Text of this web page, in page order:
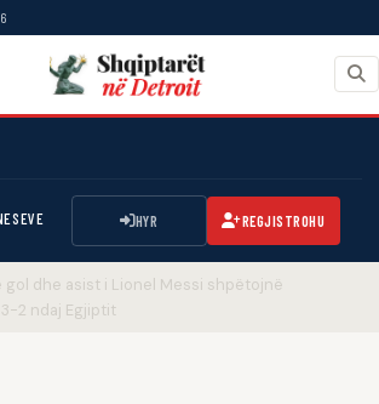
HYR REGJISTROHU
gol dhe asist i Lionel Messi shpëtojnë
2 ndaj Egjiptit